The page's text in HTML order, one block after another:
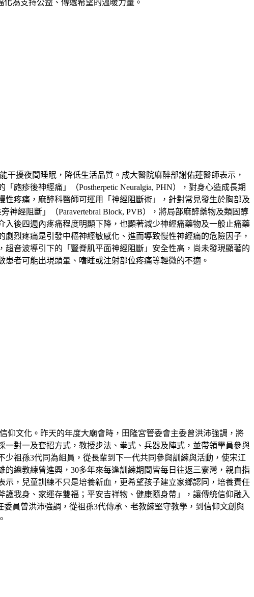
為支持公益、傳遞希望的溫暖力量。
干擾夜間睡眠，降低生活品質。成大醫院麻醉部謝佑蓮醫師表示，
疹後神經痛」（Postherpetic Neuralgia, PHN），對身心造成長期
疼痛，麻醉科醫師可運用「神經阻斷術」，針對常見發生於胸部及
神經阻斷」（Paravertebral Block, PVB），將局部麻醉藥物及類固醇
後四週內疼痛程度明顯下降，也顯著減少神經痛藥物及一般止痛藥
烈疼痛是引發中樞神經敏感化、進而導致慢性神經痛的危險因子，
音波導引下的「豎脊肌平面神經阻斷」安全性高，尚未發現顯著的
者可能出現頭暈、嗜睡或注射部位疼痛等輕微的不適。
仰文化。昨天的年度大廟會時，田隆宮管委會主委曾洪沛強調，將
對一及套招方式，教授步法、拳式、兵器及陣式，並帶領學員參與
祖孫3代同為組員，從長輩到下一代共同參與訓練與活動，使宋江
總教練曾進興，30多年來每逢訓練期間皆每日往返三寮灣，親自指
，兒童訓練不只是培養新血，更希望孩子建立家鄉認同，培養責任
我身、家運存雙福；平安吉祥物、健康隨身帶」，讓傳統信仰融入
員曾洪沛強調，從祖孫3代傳承、老教練堅守教學，到信仰文創與